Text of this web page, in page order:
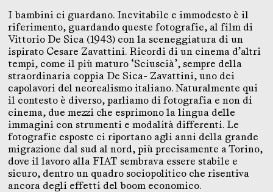
I bambini ci guardano. Inevitabile e immodesto è il
riferimento, guardando queste fotografie, al film di
Vittorio De Sica (1943) con la sceneggiatura di un
ispirato Cesare Zavattini. Ricordi di un cinema d’altri
tempi, come il più maturo ‘Sciuscià’, sempre della
straordinaria coppia De Sica- Zavattini, uno dei
capolavori del neorealismo italiano. Naturalmente qui
il contesto è diverso, parliamo di fotografia e non di
cinema, due mezzi che esprimono la lingua delle
immagini con strumenti e modalità differenti. Le
fotografie esposte ci riportano agli anni della grande
migrazione dal sud al nord, più precisamente a Torino,
dove il lavoro alla FIAT sembrava essere stabile e
sicuro, dentro un quadro sociopolitico che risentiva
ancora degli effetti del boom economico.